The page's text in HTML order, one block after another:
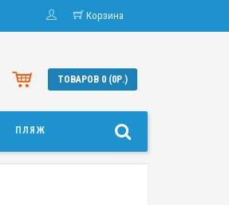
Корзина
ТОВАРОВ 0 (0Р.)
ПЛЯЖ